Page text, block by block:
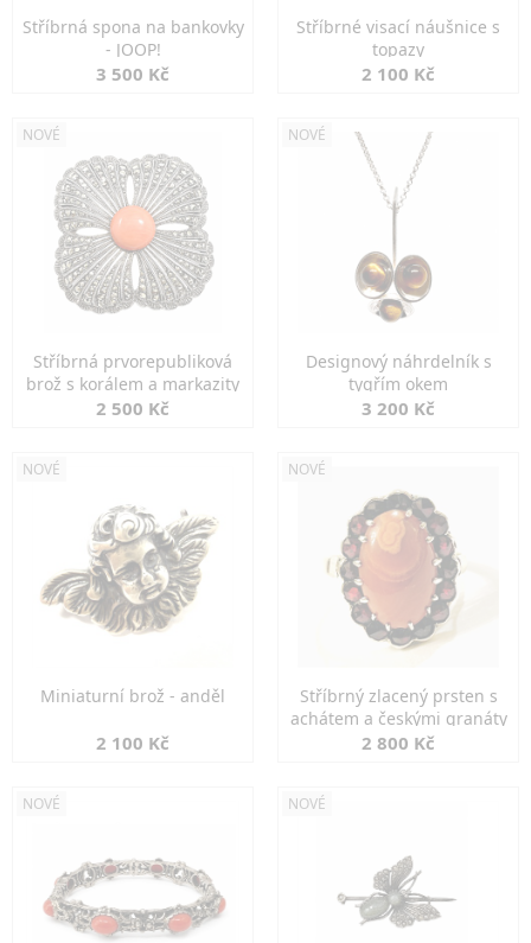
Stříbrná spona na bankovky
- JOOP!
3 500 Kč
Stříbrné visací náušnice s
topazy
2 100 Kč
NOVÉ
Stříbrná prvorepubliková
brož s korálem a markazity
2 500 Kč
NOVÉ
Designový náhrdelník s
tygřím okem
3 200 Kč
NOVÉ
Miniaturní brož - anděl
2 100 Kč
NOVÉ
Stříbrný zlacený prsten s
achátem a českými granáty
2 800 Kč
NOVÉ NOVÉ